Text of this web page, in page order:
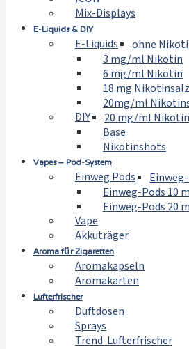
Mix-Displays
E-Liquids & DIY
E-Liquids
ohne
3 mg/ml Nikotin
6 mg/ml Nikotin
18 mg Nikotinsalz
20mg/ml
DIY
20 mg/ml
Base
Nikotinshots
Vapes – Pod-System
Einweg Pods
Einweg-Pods 10
Einweg-Pods 20
Vape
Akkuträger
Aroma für Zigaretten
Aromakapseln
Aromakarten
Lufterfrischer
Duftdosen
Sprays
Trend-Lufterfrischer